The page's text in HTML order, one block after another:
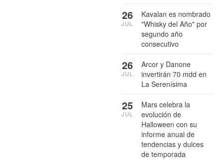
Kavalan es nombrado
"Whisky del Año" por
segundo año
consecutivo
26
JUL
Arcor y Danone
invertirán 70 mdd en
La Serenísima
26
JUL
Mars celebra la
evolución de
Halloween con su
informe anual de
tendencias y dulces
de temporada
25
JUL